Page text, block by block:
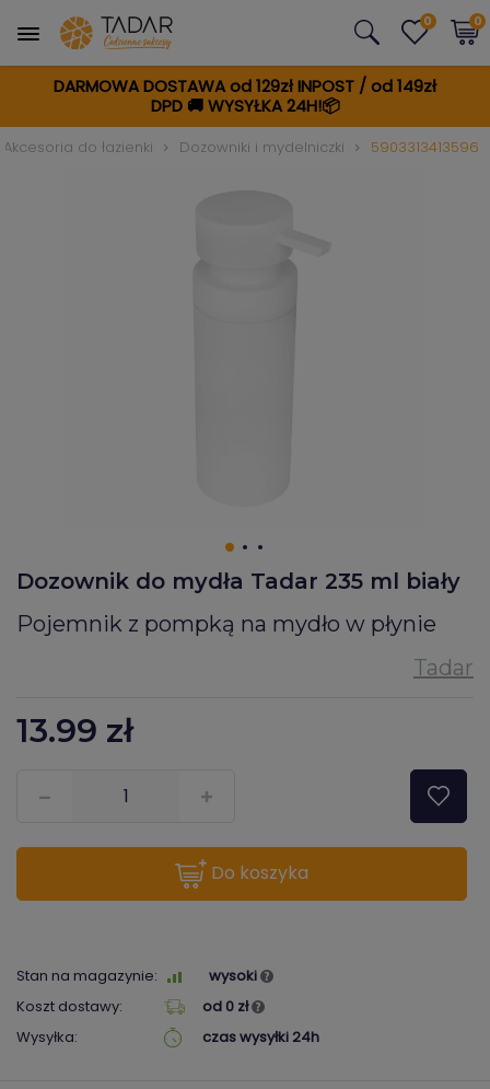
DARMOWA DOSTAWA od 129zł INPOST / od 149zł
DPD🚚WYSYŁKA 24H!📦
0 0
Akcesoria do łazienki Dozowniki i mydelniczki 5903313413596
Dozownik do mydła Tadar 235 ml biały
Pojemnik z pompką na mydło w płynie
13.99 zł
do koszyka
Stan na magazynie:
wysoki
Koszt dostawy:
od 0 zł
Wysyłka:
czas wysyłki 24h